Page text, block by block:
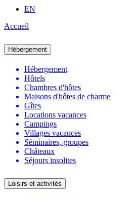
EN
Accueil
Hébergement
Hébergement
Hôtels
Chambres d'hôtes
Maisons d'hôtes de charme
Gîtes
Locations vacances
Campings
Villages vacances
Séminaires, groupes
Châteaux
Séjours insolites
Loisirs et activités